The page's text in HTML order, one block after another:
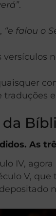
.
“e falou o
As
IV,
V,